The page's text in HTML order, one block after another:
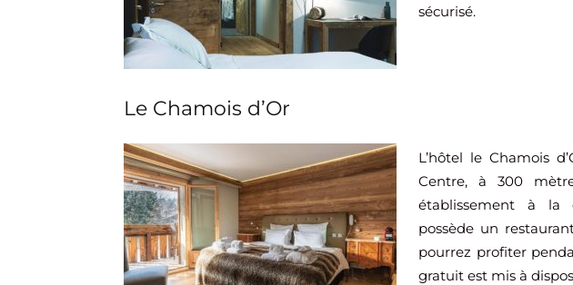
sécurisé.
Le Chamois d’Or
L’hôtel le Chamois
Centre, à 300
établissement à la
possède un
pourrez profiter
gratuit est mis à